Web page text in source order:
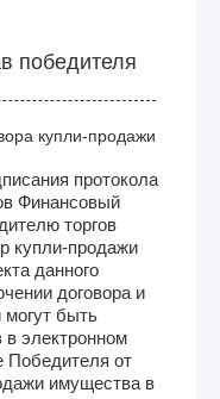
победителя
купли-продажи
протокола
Финансовый
торгов
купли-продажи
данного
договора и
могут быть
в электронном
Победителя от
имущества в